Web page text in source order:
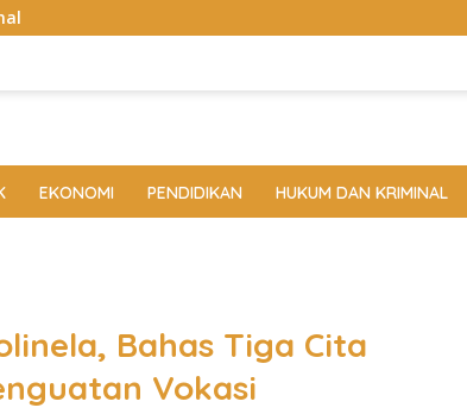
EKONOMI PENDIDIKAN HUKUM DAN KRIMINAL
Bahas Tiga Cita
Vokasi